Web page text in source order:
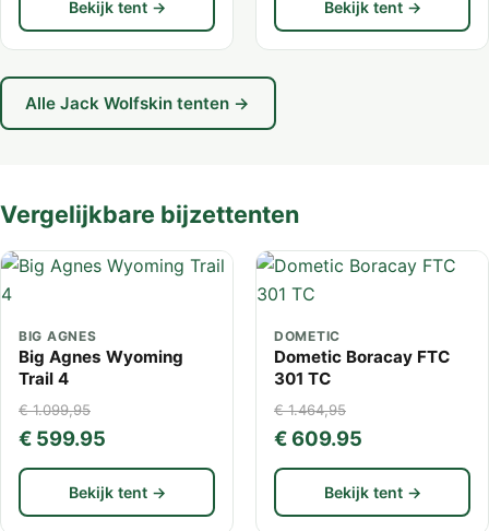
Bekijk tent → Bekijk tent →
Alle Jack Wolfskin tenten →
Vergelijkbare bijzettenten
BIG AGNES
Big Agnes Wyoming
Trail 4
€ 1.099,95
€ 599.95
Bekijk tent →
DOMETIC
Dometic Boracay FTC
301 TC
€ 1.464,95
€ 609.95
Bekijk tent →